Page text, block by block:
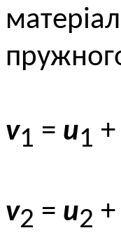
v1 = u1 +
v2 = u2 +